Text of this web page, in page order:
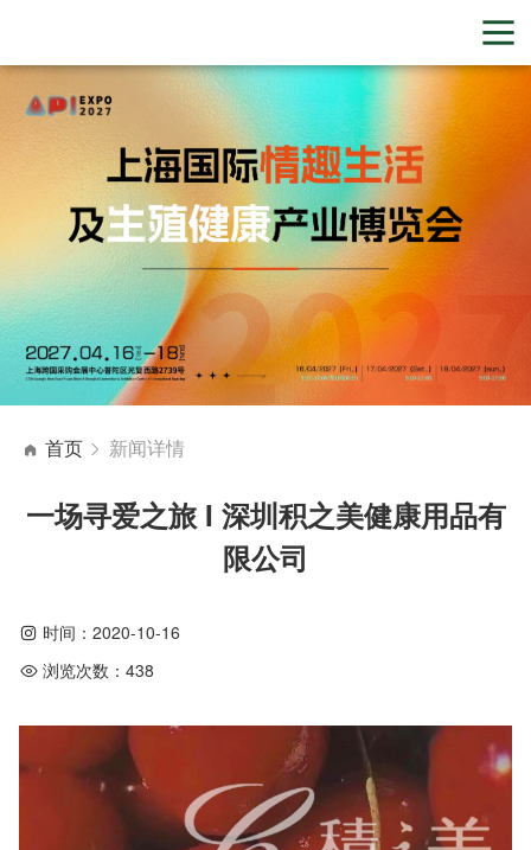
首页 新闻详情
一场寻爱之旅 I 深圳积之美健康用品有
限公司
时间： 2020-10-16
浏览次数： 438